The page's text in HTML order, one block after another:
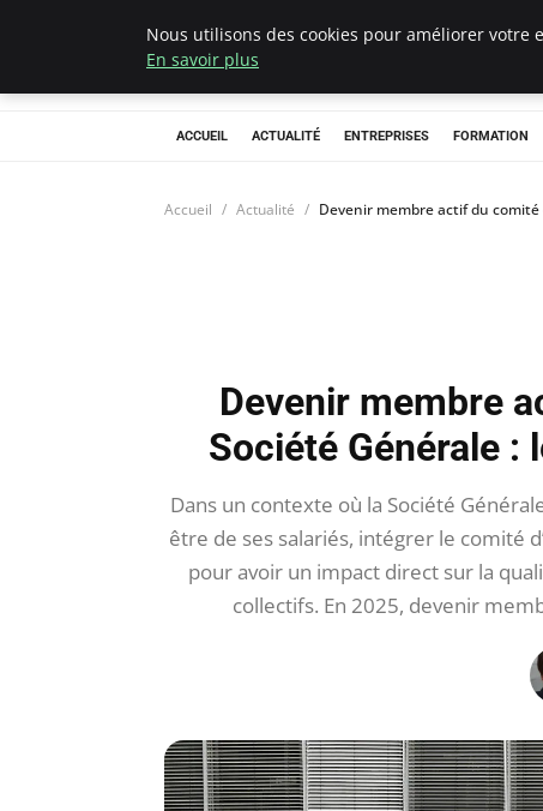
Chasseur De
ACCUEIL ACTUALITÉ ENTREPRISES FORMATION
Accueil Actualité Devenir membre actif du comité
Devenir membre
Société Générale :
Dans un contexte où la Société
être de ses salariés, intégrer le comité
pour avoir un impact direct sur la
collectifs. En 2025, devenir
Nous utilisons des cookies pour améliorer
En savoir plus